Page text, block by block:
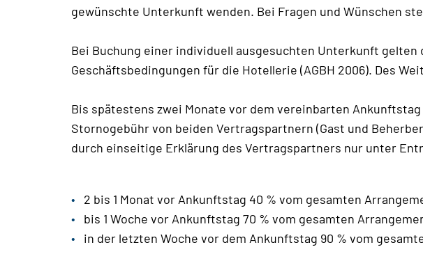
gewünschte Unterkunft wenden. Bei Fragen und Wünschen
Bei Buchung einer individuell ausgesuchten Unterkunft
Geschäftsbedingungen für die Hotellerie (AGBH 2006). Des
Bis spätestens zwei Monate vor dem vereinbarten
Stornogebühr von beiden Vertragspartnern (Gast und
durch einseitige Erklärung des Vertragspartners nur unter
2 bis 1 Monat vor Ankunftstag 40 % vom gesamten
bis 1 Woche vor Ankunftstag 70 % vom gesamten
in der letzten Woche vor dem Ankunftstag 90 % vom